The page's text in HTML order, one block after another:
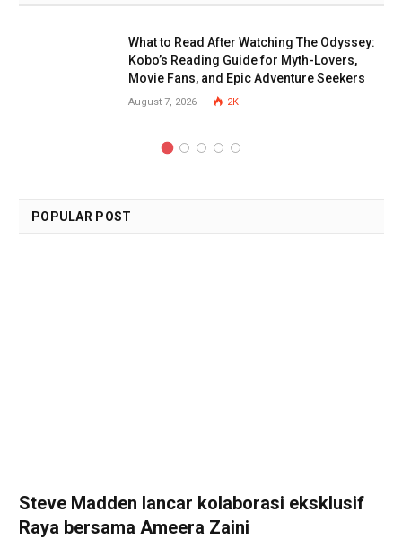
What to Read After Watching The Odyssey:
Kobo’s Reading Guide for Myth-Lovers,
Movie Fans, and Epic Adventure Seekers
August 7, 2026 2K
POPULAR POST
Steve Madden lancar kolaborasi eksklusif
Raya bersama Ameera Zaini